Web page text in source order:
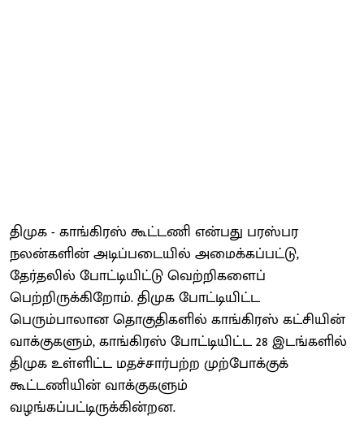
திமுக - காங்கிரஸ் கூட்டணி என்பது பரஸ்பர
நலன்களின் அடிப்படையில் அமைக்கப்பட்டு,
தேர்தலில் போட்டியிட்டு வெற்றிகளைப்
பெற்றிருக்கிறோம். திமுக போட்டியிட்ட
பெரும்பாலான தொகுதிகளில் காங்கிரஸ் கட்சியின்
வாக்குகளும், காங்கிரஸ் போட்டியிட்ட 28 இடங்களில்
திமுக உள்ளிட்ட மதச்சார்பற்ற முற்போக்குக்
கூட்டணியின் வாக்குகளும்
வழங்கப்பட்டிருக்கின்றன.